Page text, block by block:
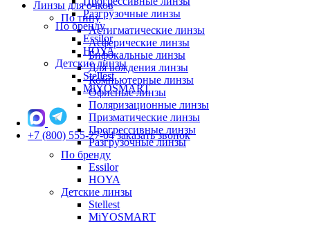
Линзы для очков
По типу
Астигматические линзы
Асферические линзы
Бифокальные линзы
Для вождения линзы
Компьютерные линзы
Офисные линзы
Поляризационные линзы
Призматические линзы
Прогрессивные линзы
Разгрузочные линзы
По бренду
Essilor
HOYA
Детские линзы
Stellest
MiYOSMART
Разгрузочные линзы
По бренду
Essilor
HOYA
Детские линзы
Stellest
MiYOSMART
+7 (800) 555-27-04 заказать звонок